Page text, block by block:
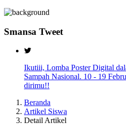
Smansa Tweet
Ikutiii, Lomba Poster Digital
Sampah Nasional. 10 - 19
dirimu!!
Beranda
Artikel Siswa
Detail Artikel